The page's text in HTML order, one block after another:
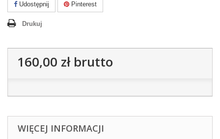
Udostępnij Pinterest
Drukuj
160,00 złbrutto
WIĘCEJ INFORMACJI